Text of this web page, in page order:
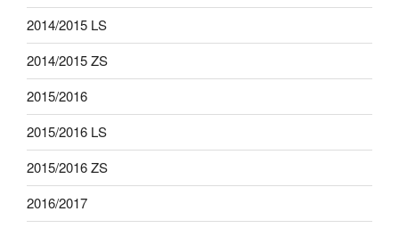
2014/2015 LS
2014/2015 ZS
2015/2016
2015/2016 LS
2015/2016 ZS
2016/2017